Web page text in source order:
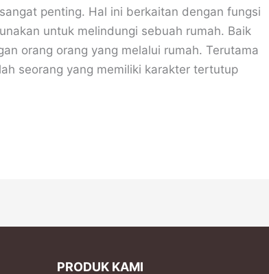
penting. Hal ini berkaitan dengan fungsi
untuk melindungi sebuah rumah. Baik
orang orang yang melalui rumah. Terutama
seorang yang memiliki karakter tertutup
PRODUK KAMI